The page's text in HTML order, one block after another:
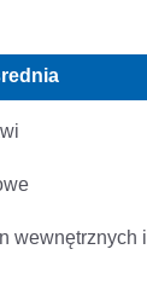
wewnętrznych i